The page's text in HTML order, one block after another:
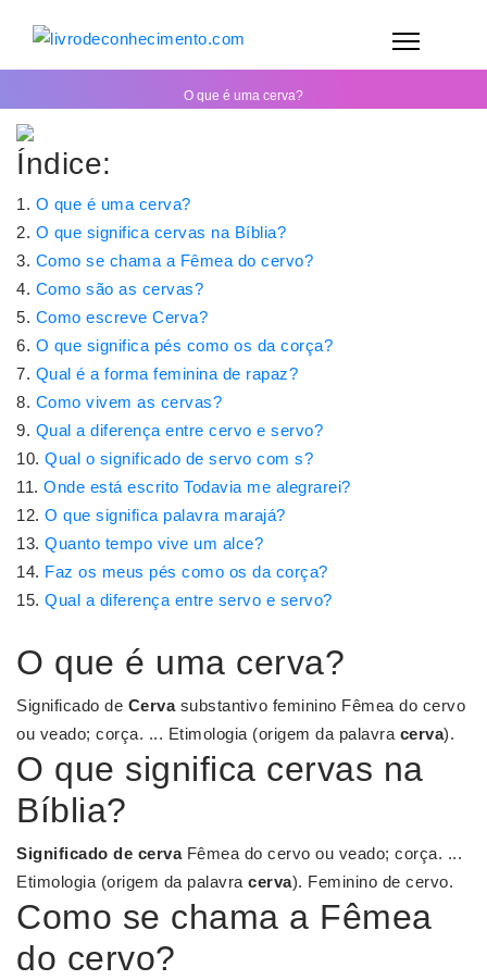
O que é uma cerva?
Índice:
O que é uma cerva?
O que significa cervas na Bíblia?
Como se chama a Fêmea do cervo?
Como são as cervas?
Como escreve Cerva?
O que significa pés como os da corça?
Qual é a forma feminina de rapaz?
Como vivem as cervas?
Qual a diferença entre cervo e servo?
Qual o significado de servo com s?
Onde está escrito Todavia me alegrarei?
O que significa palavra marajá?
Quanto tempo vive um alce?
Faz os meus pés como os da corça?
Qual a diferença entre servo e servo?
O que é uma cerva?
Significado de Cervasubstantivo feminino Fêmea do cervo
ou veado; corça. ... Etimologia (origem da palavra cerva).
O que significa cervas na
Bíblia?
Significado de cervaFêmea do cervo ou veado; corça. ...
Etimologia (origem da palavra cerva). Feminino de cervo.
Como se chama a Fêmea
do cervo?